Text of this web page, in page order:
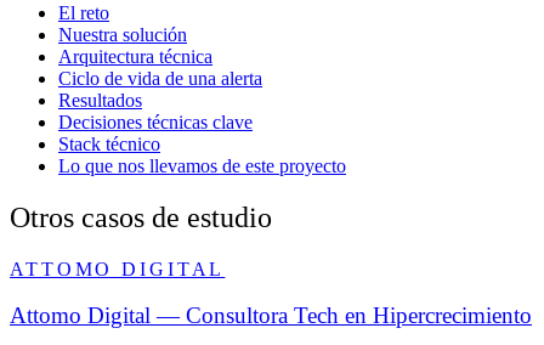
El reto
Nuestra solución
Arquitectura técnica
Ciclo de vida de una alerta
Resultados
Decisiones técnicas clave
Stack técnico
Lo que nos llevamos de este proyecto
Otros casos de estudio
ATTOMO DIGITAL
Attomo Digital — Consultora Tech en Hipercrecimiento